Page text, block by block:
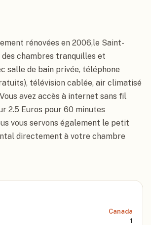
rénovées en 2006,le Saint-
chambres tranquilles et
salle de bain privée, téléphone
télévision cablée, air climatisé
avez accès à internet sans fil
2.5 Euros pour 60 minutes
vous servons également le petit
directement à votre chambre
Canada
1